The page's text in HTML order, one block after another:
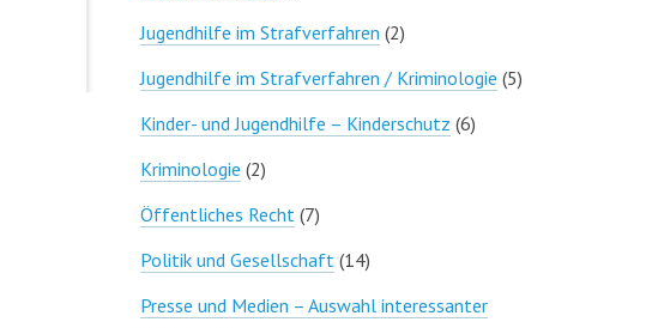
Jugendhilfe im Strafverfahren (2)
Jugendhilfe im Strafverfahren / Kriminologie (5)
Kinder- und Jugendhilfe – Kinderschutz (6)
Kriminologie (2)
Öffentliches Recht (7)
Politik und Gesellschaft (14)
Presse und Medien – Auswahl interessanter